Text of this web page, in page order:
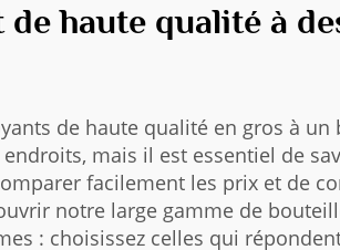
haute qualité à
de haute qualité en gros à
mais il est essentiel de
facilement les prix et de
notre large gamme de
: choisissez celles qui